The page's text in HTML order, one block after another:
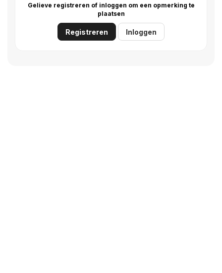
Gelieve registreren of inloggen om een opmerking te
plaatsen
Registreren Inloggen